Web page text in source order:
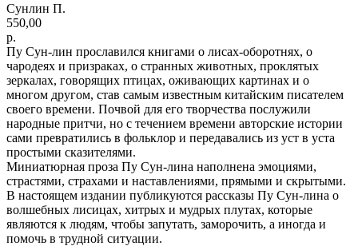
Сунлин П.
550,00
р.
Пу Сун-лин прославился книгами о лисах-оборотнях, о
чародеях и призраках, о странных животных, проклятых
зеркалах, говорящих птицах, оживающих картинах и о
многом другом, став самым известным китайским писателем
своего времени. Почвой для его творчества послужили
народные притчи, но с течением времени авторские истории
сами превратились в фольклор и передавались из уст в уста
простыми сказителями.
Миниатюрная проза Пу Сун-лина наполнена эмоциями,
страстями, страхами и наставлениями, прямыми и скрытыми.
В настоящем издании публикуются рассказы Пу Сун-лина о
волшебных лисицах, хитрых и мудрых плутах, которые
являются к людям, чтобы запутать, заморочить, а иногда и
помочь в трудной ситуации.